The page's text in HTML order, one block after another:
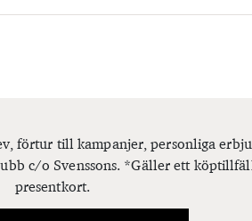
förtur till kampanjer, personliga
c/o Svenssons. *Gäller ett
presentkort.